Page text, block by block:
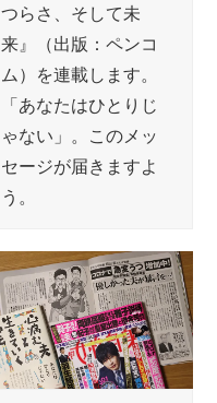
つらさ、そして未
来』（出版：ペンコ
ム）を連載します。
「あなたはひとりじ
ゃない」。このメッ
セージが届きますよ
う。